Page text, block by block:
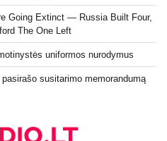
Going Extinct — Russia Built Four,
The One Left
uniformos nurodymus
susitarimo memorandumą